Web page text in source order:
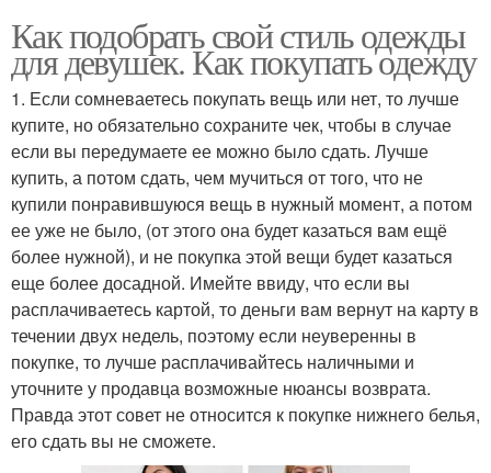
Как подобрать свой стиль одежды
для девушек. Как покупать одежду
1. Если сомневаетесь покупать вещь или нет, то лучше
купите, но обязательно сохраните чек, чтобы в случае
если вы передумаете ее можно было сдать. Лучше
купить, а потом сдать, чем мучиться от того, что не
купили понравившуюся вещь в нужный момент, а потом
ее уже не было, (от этого она будет казаться вам ещё
более нужной), и не покупка этой вещи будет казаться
еще более досадной. Имейте ввиду, что если вы
расплачиваетесь картой, то деньги вам вернут на карту в
течении двух недель, поэтому если неуверенны в
покупке, то лучше расплачивайтесь наличными и
уточните у продавца возможные нюансы возврата.
Правда этот совет не относится к покупке нижнего белья,
его сдать вы не сможете.